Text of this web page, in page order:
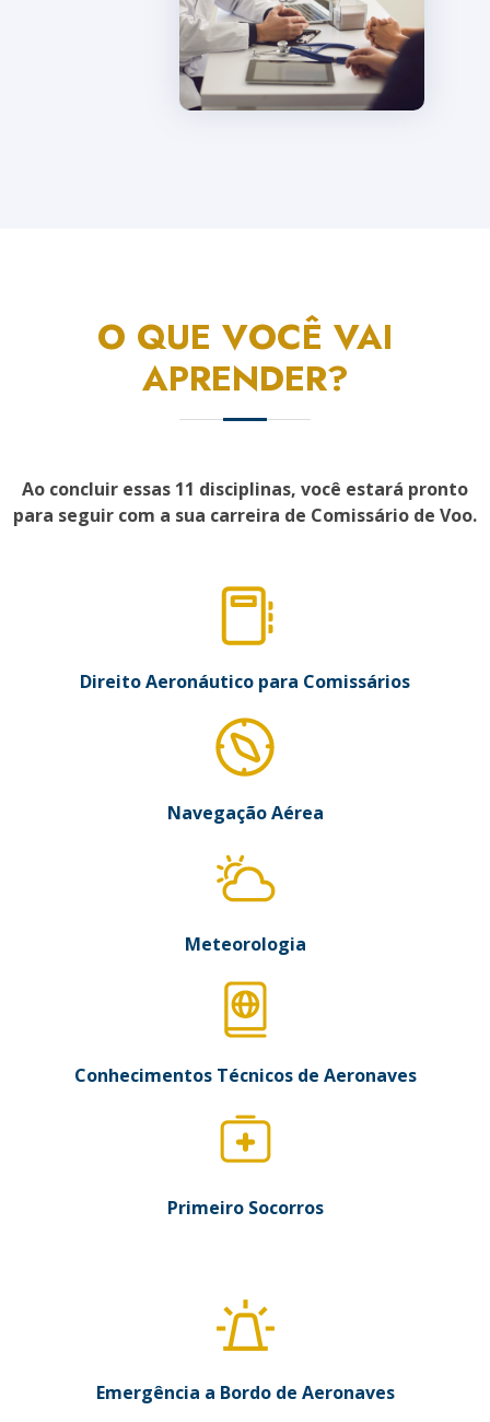
O QUE VOCÊ VAI
APRENDER?
Ao concluir essas 11 disciplinas, você estará pronto
para seguir com a sua carreira de Comissário de Voo.
Direito Aeronáutico para Comissários
Navegação Aérea
Meteorologia
Conhecimentos Técnicos de Aeronaves
Primeiro Socorros
Emergência a Bordo de Aeronaves